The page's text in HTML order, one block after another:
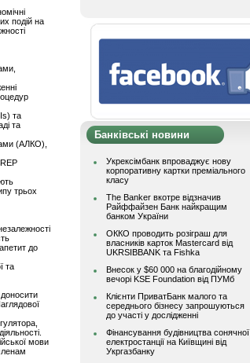
подій на
та
та
(АЛКО),
трьох
до
та
доносити
мови
Банківські новини
Укрексімбанк впроваджує нову
корпоративну картки преміального
класу
The Banker вкотре відзначив
Райффайзен Банк найкращим
банком України
ОККО проводить розіграш для
власників карток Mastercard від
UKRSIBBANK та Fishka
Внесок у $60 000 на благодійному
вечорі KSE Foundation від ПУМб
Клієнти ПриватБанк малого та
середнього бізнесу запрошуються
до участі у дослідженні
Фінансування будівництва сонячної
електростанції на Київщині від
Укргазбанку